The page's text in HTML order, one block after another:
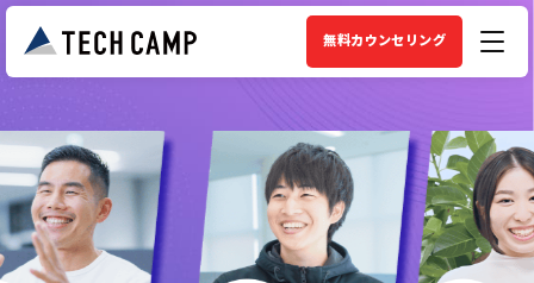
無料カウンセリング